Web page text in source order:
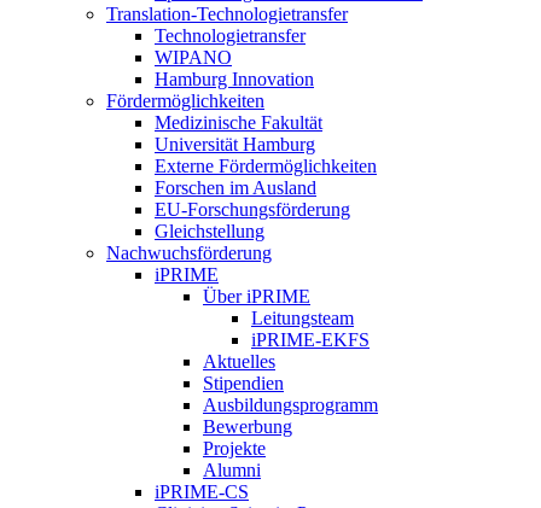
Translation-Technologietransfer
Technologietransfer
WIPANO
Hamburg Innovation
Fördermöglichkeiten
Medizinische Fakultät
Universität Hamburg
Externe Fördermöglichkeiten
Forschen im Ausland
EU-Forschungsförderung
Gleichstellung
Nachwuchsförderung
iPRIME
Über iPRIME
Leitungsteam
iPRIME-EKFS
Aktuelles
Stipendien
Ausbildungsprogramm
Bewerbung
Projekte
Alumni
iPRIME-CS